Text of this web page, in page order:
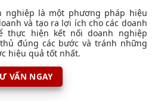
nghiệp là một phương pháp hiệu
và tạo ra lợi ích cho các doanh
thực hiện kết nối doanh nghiệp
đúng các bước và tránh những
hiệu quả tốt nhất.
VẤN NGAY